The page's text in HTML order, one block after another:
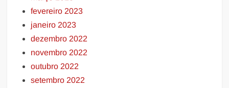
fevereiro 2023
janeiro 2023
dezembro 2022
novembro 2022
outubro 2022
setembro 2022